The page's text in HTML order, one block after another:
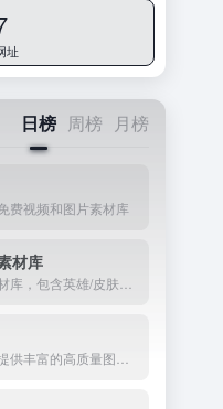
址
日榜 周榜 月榜
费视频和图片素材库
材库